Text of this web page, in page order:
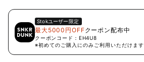
Stokユーザー限定
最大5000円OFFクーポン配布中
クーポンコード： EH4U8
※初めてのご購入にのみご利用いただけます